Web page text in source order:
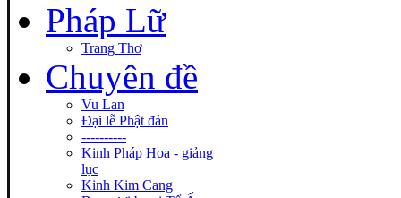
Pháp Lữ
Trang Thơ
Chuyên đề
Vu Lan
Đại lễ Phật đản
----------
Kinh Pháp Hoa - giảng
lục
Kinh Kim Cang